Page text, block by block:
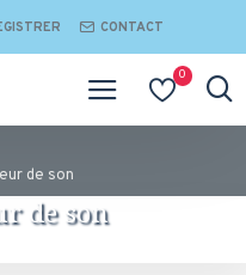
CONTACT
0
de son​
de son​